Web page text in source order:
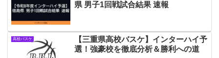
県 男子1回戦試合結果 速報
高校バスケ
【三重県高校バスケ】インターハイ予
選！強豪校を徹底分析＆勝利への道